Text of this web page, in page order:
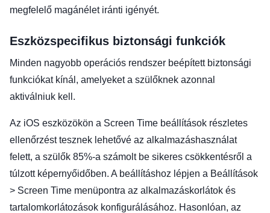
megfelelő magánélet iránti igényét.
Eszközspecifikus biztonsági funkciók
Minden nagyobb operációs rendszer beépített biztonsági
funkciókat kínál, amelyeket a szülőknek azonnal
aktiválniuk kell.
Az iOS eszközökön a Screen Time beállítások részletes
ellenőrzést tesznek lehetővé az alkalmazáshasználat
felett, a szülők 85%-a számolt be sikeres csökkentésről a
túlzott képernyőidőben. A beállításhoz lépjen a Beállítások
> Screen Time menüpontra az alkalmazáskorlátok és
tartalomkorlátozások konfigurálásához. Hasonlóan, az